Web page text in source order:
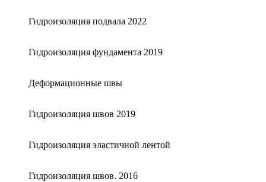
Гидроизоляция подвала 2022
Гидроизоляция фундамента 2019
Деформационные швы
Гидроизоляция швов 2019
Гидроизоляция эластичной лентой
Гидроизоляция швов. 2016